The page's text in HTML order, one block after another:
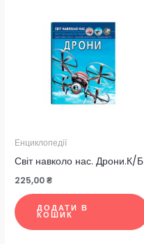
Енциклопедії
Світ навколо нас. Дрони.К/Б
225,00₴
ДОДАТИ В
КОШИК